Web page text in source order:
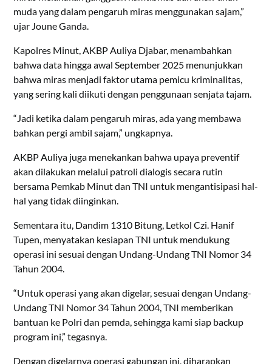
muda yang dalam pengaruh miras menggunakan sajam,”
ujar Joune Ganda.
Kapolres Minut, AKBP Auliya Djabar, menambahkan
bahwa data hingga awal September 2025 menunjukkan
bahwa miras menjadi faktor utama pemicu kriminalitas,
yang sering kali diikuti dengan penggunaan senjata tajam.
“Jadi ketika dalam pengaruh miras, ada yang membawa
bahkan pergi ambil sajam,” ungkapnya.
AKBP Auliya juga menekankan bahwa upaya preventif
akan dilakukan melalui patroli dialogis secara rutin
bersama Pemkab Minut dan TNI untuk mengantisipasi hal-
hal yang tidak diinginkan.
Sementara itu, Dandim 1310 Bitung, Letkol Czi. Hanif
Tupen, menyatakan kesiapan TNI untuk mendukung
operasi ini sesuai dengan Undang-Undang TNI Nomor 34
Tahun 2004.
“Untuk operasi yang akan digelar, sesuai dengan Undang-
Undang TNI Nomor 34 Tahun 2004, TNI memberikan
bantuan ke Polri dan pemda, sehingga kami siap backup
program ini,” tegasnya.
Dengan digelarnya operasi gabungan ini, diharapkan